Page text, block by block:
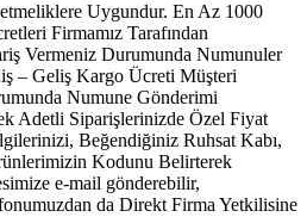
Uygundur. En Az 1000
Firmamız Tarafından
Vermeniz Durumunda Numunuler
– Geliş Kargo Ücreti Müşteri
Numune Gönderimi
Adetli Siparişlerinizde Özel Fiyat
Beğendiğiniz Ruhsat Kabı,
Kodunu Belirterek
e-mail gönderebilir,
da Direkt Firma Yetkilisine